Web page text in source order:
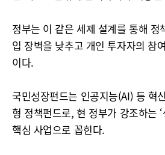
정부는 이 같은 세제 설계를 통해 정
입 장벽을 낮추고 개인 투자자의 참
이다.
국민성장펀드는 인공지능(AI) 등 혁
형 정책펀드로, 현 정부가 강조하는
핵심 사업으로 꼽힌다.